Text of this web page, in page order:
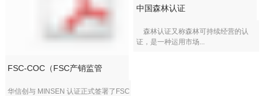
FSC-COC（FSC产销监管
华信创与 MINSEN 认证正式签署了FSC
中国森林认证
森林认证又称森林可持续经营的认
证，是一种运用市场...